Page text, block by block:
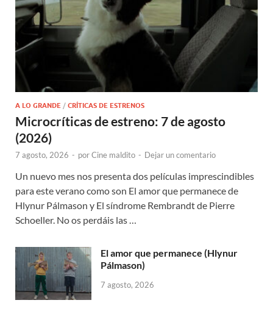
A LO GRANDE / CRÍTICAS DE ESTRENOS
Microcríticas de estreno: 7 de agosto
(2026)
7 agosto, 2026 - porCine maldito - Dejar un comentario
Un nuevo mes nos presenta dos películas imprescindibles
para este verano como son El amor que permanece de
Hlynur Pálmason y El síndrome Rembrandt de Pierre
Schoeller. No os perdáis las …
El amor que permanece (Hlynur
Pálmason)
7 agosto, 2026